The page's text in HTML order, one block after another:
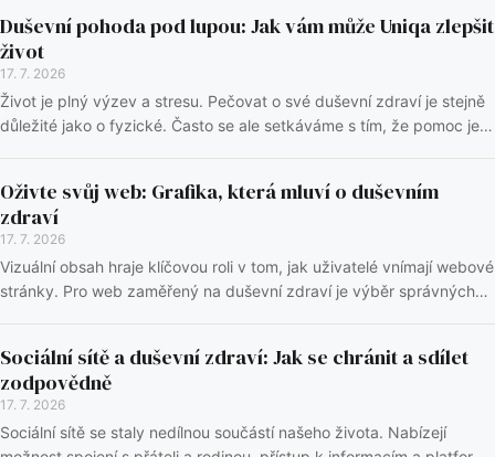
Duševní pohoda pod lupou: Jak vám může Uniqa zlepšit
život
17. 7. 2026
Život je plný výzev a stresu. Pečovat o své duševní zdraví je stejně
důležité jako o fyzické. Často se ale setkáváme s tím, že pomoc je
Oživte svůj web: Grafika, která mluví o duševním
zdraví
17. 7. 2026
Vizuální obsah hraje klíčovou roli v tom, jak uživatelé vnímají webové
stránky. Pro web zaměřený na duševní zdraví je výběr správných
Sociální sítě a duševní zdraví: Jak se chránit a sdílet
zodpovědně
17. 7. 2026
Sociální sítě se staly nedílnou součástí našeho života. Nabízejí